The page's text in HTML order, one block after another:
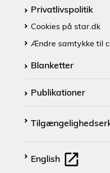
Privatlivspolitik
Cookies på star.dk
Ændre samtykke til
Blanketter
Publikationer
English